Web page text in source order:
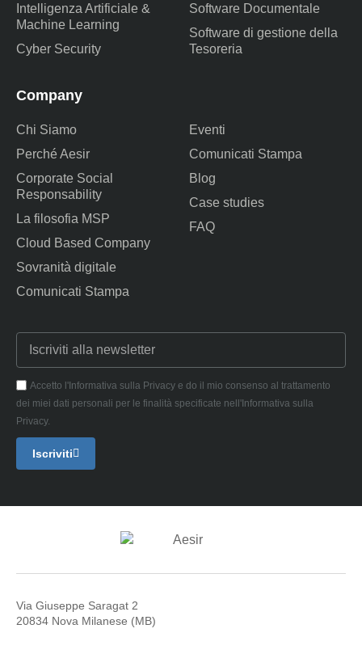
Intelligenza Artificiale &
Machine Learning
Cyber Security
Software Documentale
Software di gestione della
Tesoreria
Company
Chi Siamo
Perché Aesir
Corporate Social
Responsability
La filosofia MSP
Cloud Based Company
Sovranità digitale
Comunicati Stampa
Eventi
Comunicati Stampa
Blog
Case studies
FAQ
Accetto l'Informativa sulla Privacy e do il mio consenso al trattamento
dei miei dati personali per le finalità specificate nell'Informativa sulla
Privacy.
Iscriviti
Via Giuseppe Saragat 2
20834 Nova Milanese (MB)